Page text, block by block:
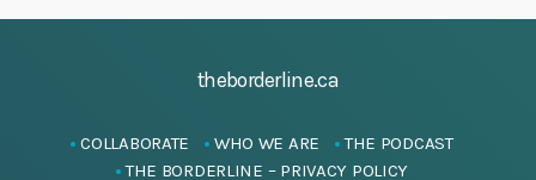
theborderline.ca
COLLABORATE WHO WE ARE
THE PODCAST
THE BORDERLINE – PRIVACY POLICY